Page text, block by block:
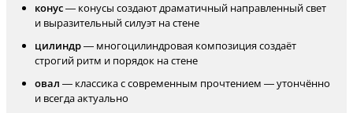
конус— конусы создают драматичный направленный свет
и выразительный силуэт на стене
цилиндр— многоцилиндровая композиция создаёт
строгий ритм и порядок на стене
овал — классика с современным прочтением — утончённо
и всегда актуально